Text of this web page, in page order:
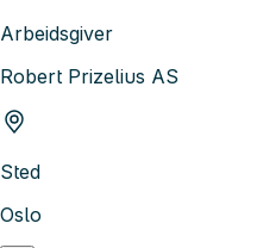
Arbeidsgiver
Robert Prizelius AS
Sted
Oslo